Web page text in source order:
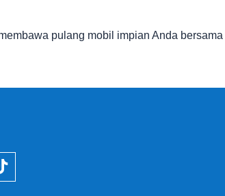
pulang mobil impian Anda bersama